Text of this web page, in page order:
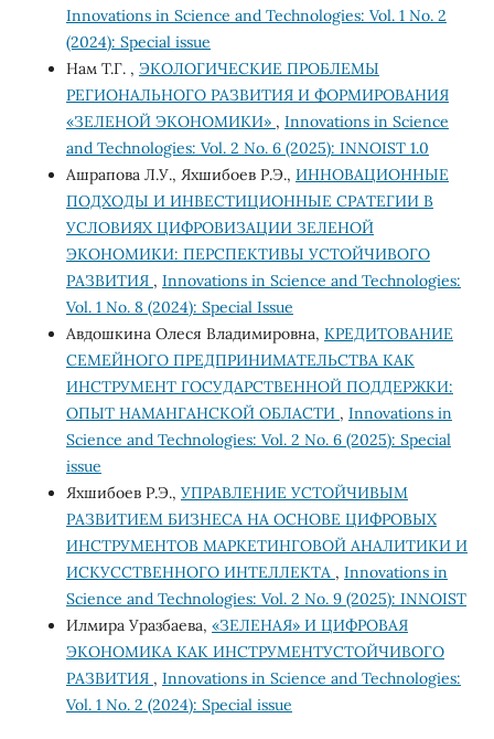
Innovations in Science and Technologies: Vol. 1 No. 2
(2024): Special issue
Нам Т.Г. , ЭКОЛОГИЧЕСКИЕ ПРОБЛЕМЫ
РЕГИОНАЛЬНОГО РАЗВИТИЯ И ФОРМИРОВАНИЯ
«ЗЕЛЕНОЙ ЭКОНОМИКИ» , Innovations in Science
and Technologies: Vol. 2 No. 6 (2025): INNOIST 1.0
Ашрапова Л.У., Яхшибоев Р.Э., ИННОВАЦИОННЫЕ
ПОДХОДЫ И ИНВЕСТИЦИОННЫЕ СРАТЕГИИ В
УСЛОВИЯХ ЦИФРОВИЗАЦИИ ЗЕЛЕНОЙ
ЭКОНОМИКИ: ПЕРСПЕКТИВЫ УСТОЙЧИВОГО
РАЗВИТИЯ , Innovations in Science and Technologies:
Vol. 1 No. 8 (2024): Special Issue
Авдошкина Олеся Владимировна, КРЕДИТОВАНИЕ
СЕМЕЙНОГО ПРЕДПРИНИМАТЕЛЬСТВА КАК
ИНСТРУМЕНТ ГОСУДАРСТВЕННОЙ ПОДДЕРЖКИ:
ОПЫТ НАМАНГАНСКОЙ ОБЛАСТИ , Innovations in
Science and Technologies: Vol. 2 No. 6 (2025): Special
issue
Яхшибоев Р.Э., УПРАВЛЕНИЕ УСТОЙЧИВЫМ
РАЗВИТИЕМ БИЗНЕСА НА ОСНОВЕ ЦИФРОВЫХ
ИНСТРУМЕНТОВ МАРКЕТИНГОВОЙ АНАЛИТИКИ И
ИСКУССТВЕННОГО ИНТЕЛЛЕКТА , Innovations in
Science and Technologies: Vol. 2 No. 9 (2025): INNOIST
Илмира Уразбаева, «ЗЕЛЕНАЯ» И ЦИФРОВАЯ
ЭКОНОМИКА КАК ИНСТРУМЕНТУСТОЙЧИВОГО
РАЗВИТИЯ , Innovations in Science and Technologies:
Vol. 1 No. 2 (2024): Special issue